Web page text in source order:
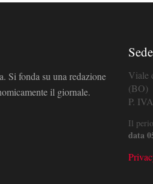
Si fonda su una redazione
il giornale.
Viale
(BO)
P.
Il
data